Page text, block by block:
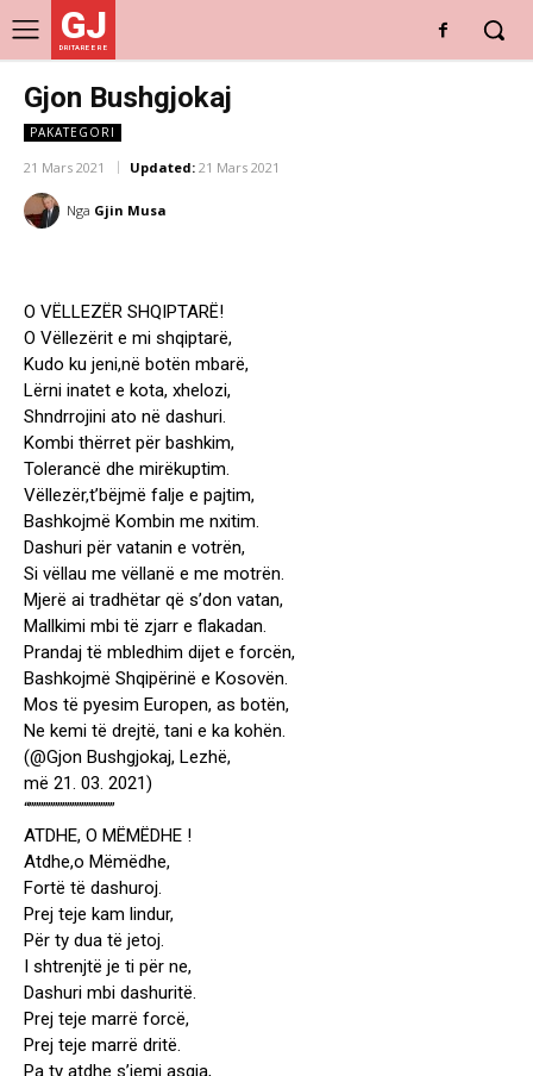
GJ
DRITARE E RE
Gjon Bushgjokaj
PAKATEGORI
21 Mars 2021 Updated: 21 Mars 2021
Nga Gjin Musa
O VËLLEZËR SHQIPTARË!
O Vëllezërit e mi shqiptarë,
Kudo ku jeni,në botën mbarë,
Lërni inatet e kota, xhelozi,
Shndrrojini ato në dashuri.
Kombi thërret për bashkim,
Tolerancë dhe mirëkuptim.
Vëllezër,t’bëjmë falje e pajtim,
Bashkojmë Kombin me nxitim.
Dashuri për vatanin e votrën,
Si vëllau me vëllanë e me motrën.
Mjerë ai tradhëtar që s’don vatan,
Mallkimi mbi të zjarr e flakadan.
Prandaj të mbledhim dijet e forcën,
Bashkojmë Shqipërinë e Kosovën.
Mos të pyesim Europen, as botën,
Ne kemi të drejtë, tani e ka kohën.
(@Gjon Bushgjokaj, Lezhë,
më 21. 03. 2021)
“””””””””””””””””””
ATDHE, O MËMËDHE !
Atdhe,o Mëmëdhe,
Fortë të dashuroj.
Prej teje kam lindur,
Për ty dua të jetoj.
I shtrenjtë je ti për ne,
Dashuri mbi dashuritë.
Prej teje marrë forcë,
Prej teje marrë dritë.
Pa ty atdhe s’jemi asgja,